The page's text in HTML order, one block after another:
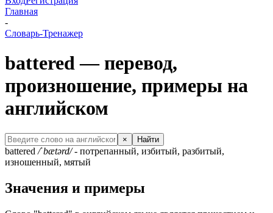
Главная
-
Словарь-Тренажер
battered — перевод,
произношение, примеры на
английском
× Найти
battered /ˈbætərd/- потрепанный, избитый, разбитый,
изношенный, мятый
Значения и примеры